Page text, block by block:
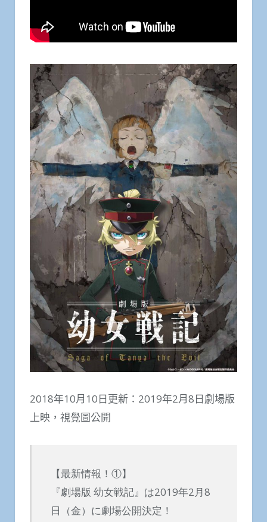
2018年10月10日更新：2019年2月8日劇場版
上映，視覺圖公開
【最新情報！①】
『劇場版 幼女戦記』は2019年2月8
日（金）に劇場公開決定！